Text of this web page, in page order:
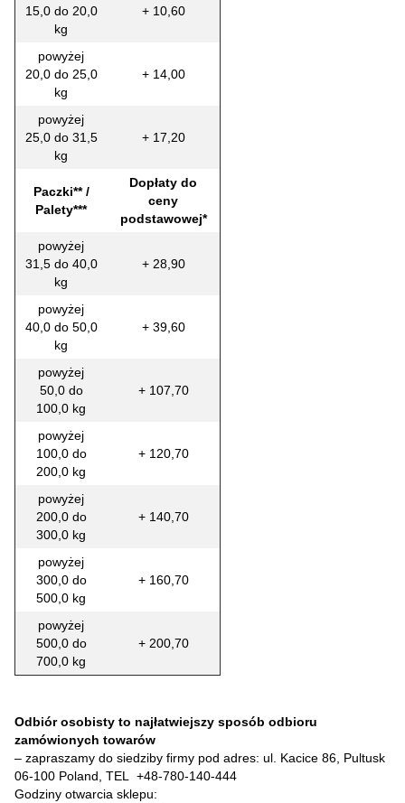
15,0 do 20,0
kg
+ 10,60
powyżej
20,0 do 25,0
kg
+ 14,00
powyżej
25,0 do 31,5
kg
+ 17,20
Paczki** /
Palety***
Dopłaty do
ceny
podstawowej*
powyżej
31,5 do 40,0
kg
+ 28,90
powyżej
40,0 do 50,0
kg
+ 39,60
powyżej
50,0 do
100,0 kg
+ 107,70
powyżej
100,0 do
200,0 kg
+ 120,70
powyżej
200,0 do
300,0 kg
+ 140,70
powyżej
300,0 do
500,0 kg
+ 160,70
powyżej
500,0 do
700,0 kg
+ 200,70
Odbiór osobisty to najłatwiejszy sposób odbioru
zamówionych towarów
– zapraszamy do siedziby firmy pod adres: ul. Kacice 86, Pultusk
06-100 Poland, TEL +48-780-140-444
Godziny otwarcia sklepu: